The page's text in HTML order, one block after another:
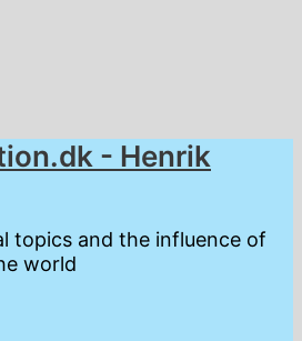
- Henrik
topics and the influence of
world